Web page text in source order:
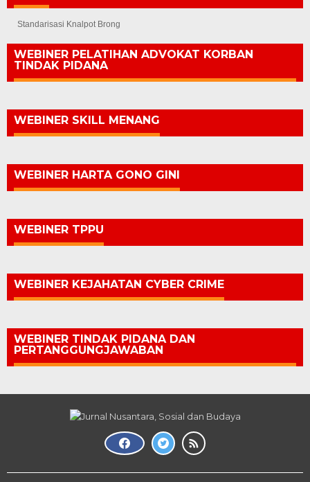
Standarisasi Knalpot Brong
WEBINER PELATIHAN ADVOKAT KORBAN
TINDAK PIDANA
WEBINER SKILL MENANG
WEBINER HARTA GONO GINI
WEBINER TPPU
WEBINER KEJAHATAN CYBER CRIME
WEBINER TINDAK PIDANA DAN
PERTANGGUNGJAWABAN